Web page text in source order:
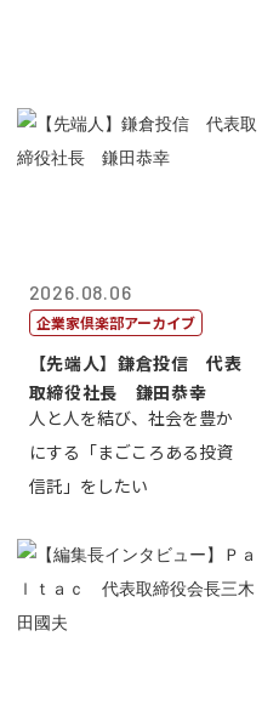
2026.08.06
企業家倶楽部アーカイブ
【先端人】鎌倉投信 代表
取締役社長 鎌田恭幸
人と人を結び、社会を豊か
にする「まごころある投資
信託」をしたい